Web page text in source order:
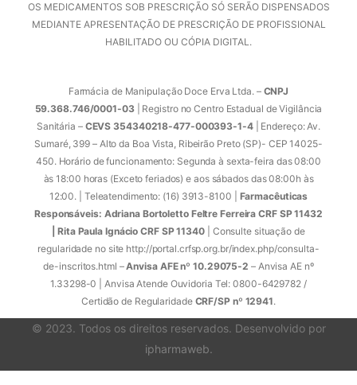
OS MEDICAMENTOS SOB PRESCRIÇÃO SÓ SERÃO DISPENSADOS
MEDIANTE APRESENTAÇÃO DE PRESCRIÇÃO DE PROFISSIONAL
HABILITADO OU CÓPIA DIGITAL.
Farmácia de Manipulação Doce Erva Ltda. – CNPJ
59.368.746/0001-03| Registro no Centro Estadual de Vigilância
Sanitária –CEVS 354340218-477-000393-1-4| Endereço: Av.
Sumaré, 399 – Alto da Boa Vista, Ribeirão Preto (SP)- CEP 14025-
450. Horário de funcionamento: Segunda à sexta-feira das 08:00
às 18:00 horas (Exceto feriados) e aos sábados das 08:00h às
12:00. | Teleatendimento: (16) 3913-8100 | Farmacêuticas
Responsáveis: Adriana Bortoletto Feltre Ferreira CRF SP 11432
| Rita Paula Ignácio CRF SP 11340 | Consulte situação de
regularidade no site http://portal.crfsp.org.br/index.php/consulta-
de-inscritos.html –Anvisa AFE nº 10.29075-2 – Anvisa AE nº
1.33298-0 | Anvisa Atende Ouvidoria Tel: 0800-6429782 /
Certidão de Regularidade CRF/SP nº 12941.
© 2023. Todos os direitos reservados. Desenvolvido por
ipharmaweb.